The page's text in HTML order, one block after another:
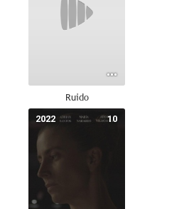
Ruido
10
2022